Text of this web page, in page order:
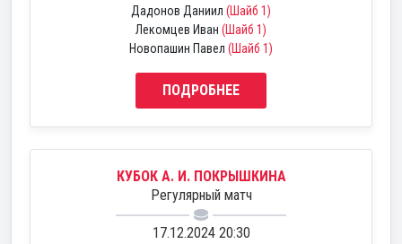
Дадонов Даниил (Шайб 1)
Лекомцев Иван (Шайб 1)
Новопашин Павел (Шайб 1)
ПОДРОБНЕЕ
КУБОК А. И. ПОКРЫШКИНА
Регулярный матч
17.12.2024 20:30